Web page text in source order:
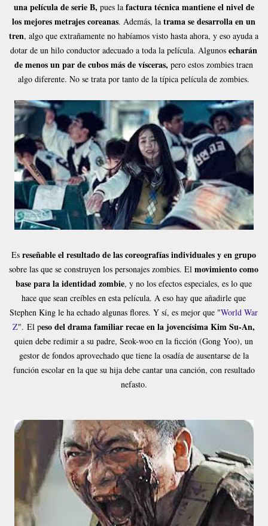
una película de serie B, pues lafactura técnica mantiene el nivel de
los mejores metrajes coreanas. Además, la trama se desarrolla en un
tren, algo que extrañamente no habíamos visto hasta ahora, y eso ayuda a
dotar de un hilo conductor adecuado a toda la película. Algunos echarán
de menos un par de cubos más de vísceras, pero estos zombies traen
algo diferente. No se trata por tanto de la típica película de zombies.
Esreseñable el resultado de las coreografías individuales y en grupo
sobre las que se construyen los personajes zombies. Elmovimiento como
base para la identidad zombie, y no los efectos especiales, es lo que
hace que sean creíbles en esta película. A eso hay que añadirle que
Stephen King le ha echado algunas flores. Y sí, es mejor que "World War
Z".El peso del drama familiar recae en la jovencísima Kim Su-An,
quien debe redimir a su padre, Seok-woo en la ficción (Gong Yoo), un
gestor de fondos aprovechado que tiene la osadía de ausentarse de la
función escolar en la que su hija debe cantar una canción, con resultado
nefasto.